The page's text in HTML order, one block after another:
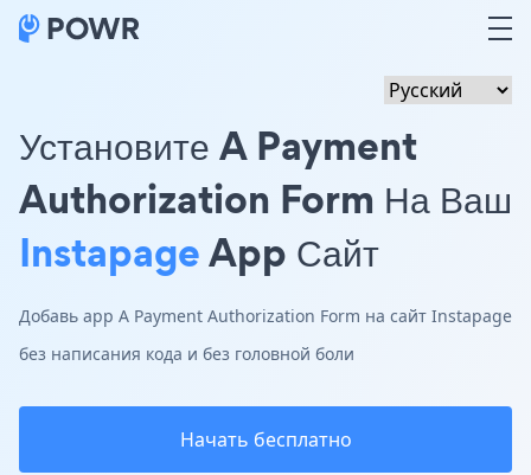
Установите A Payment
Authorization Form На Ваш
InstapageApp Сайт
Добавь app A Payment Authorization Form на сайт Instapage
без написания кода и без головной боли
Начать бесплатно